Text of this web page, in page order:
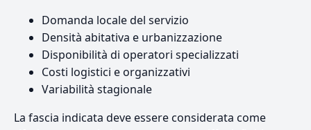
Domanda locale del servizio
Densità abitativa e urbanizzazione
Disponibilità di operatori specializzati
Costi logistici e organizzativi
Variabilità stagionale
La fascia indicata deve essere considerata come